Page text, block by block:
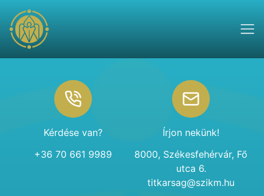
Kérdése van?
+36 70 661 9989
Írjon nekünk!
8000, Székesfehérvár, Fő
utca 6.
titkarsag@szikm.hu